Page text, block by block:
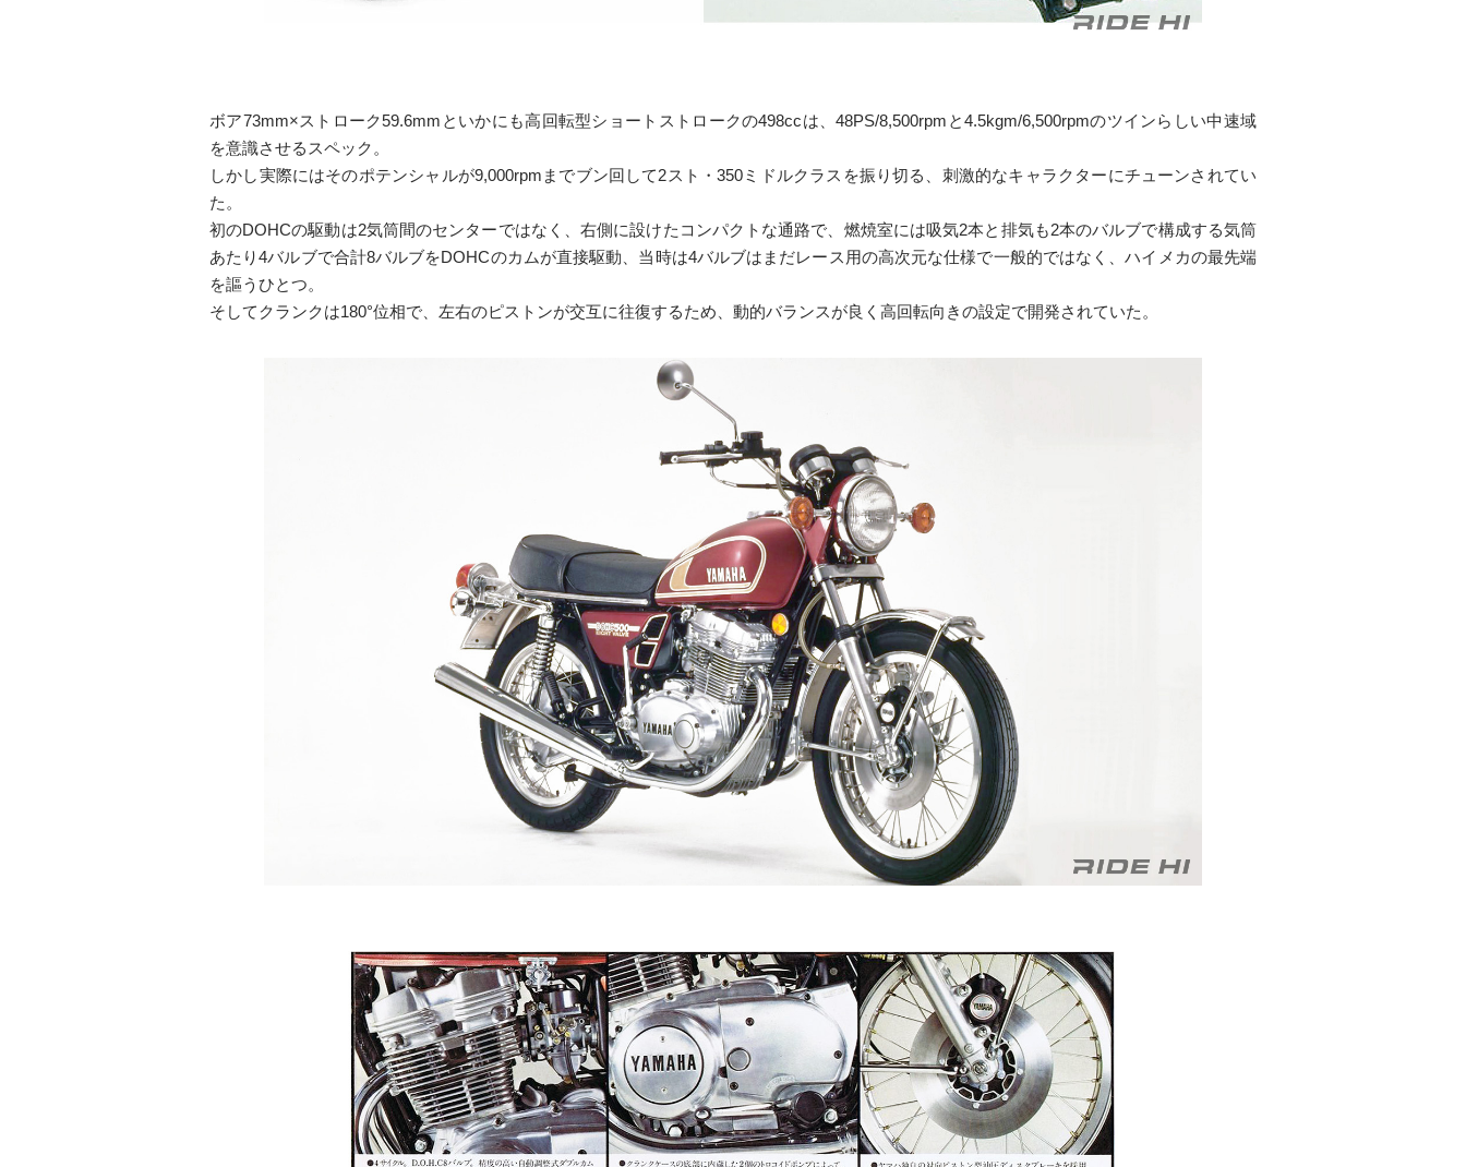
ボア73mm×ストローク59.6mmといかにも高回転型ショートストロークの498ccは、48PS/8,500rpmと4.5kgm/6,500rpmのツインらしい中速域
を意識させるスペック。
しかし実際にはそのポテンシャルが9,000rpmまでブン回して2スト・350ミドルクラスを振り切る、刺激的なキャラクターにチューンされてい
た。
初のDOHCの駆動は2気筒間のセンターではなく、右側に設けたコンパクトな通路で、燃焼室には吸気2本と排気も2本のバルブで構成する気筒
あたり4バルブで合計8バルブをDOHCのカムが直接駆動、当時は4バルブはまだレース用の高次元な仕様で一般的ではなく、ハイメカの最先端
を謳うひとつ。
そしてクランクは180°位相で、左右のピストンが交互に往復するため、動的バランスが良く高回転向きの設定で開発されていた。